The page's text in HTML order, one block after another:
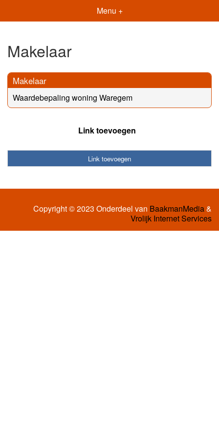
Menu +
Makelaar
Makelaar
Waardebepaling woning Waregem
Link toevoegen
Link toevoegen
Copyright © 2023 Onderdeel van BaakmanMedia&
Vrolijk Internet Services